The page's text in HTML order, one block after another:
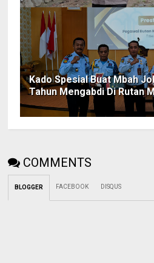
Kado Spesial Buat Mbah
Tahun Mengabdi Di Rutan
COMMENTS
BLOGGER FACEBOOK DISQUS